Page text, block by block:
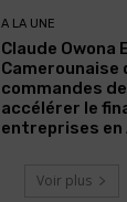
A LA UNE
Claude Owona
Camerounaise
commandes
accélérer le
entreprises en
Voir plus